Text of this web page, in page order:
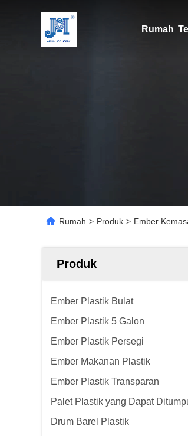
Rumah
Rumah > Produk > Ember
Produk
Ember Plastik Bulat
Ember Plastik 5 Galon
Ember Plastik Persegi
Ember Makanan Plastik
Ember Plastik Transparan
Palet Plastik yang Dapat
Drum Barel Plastik